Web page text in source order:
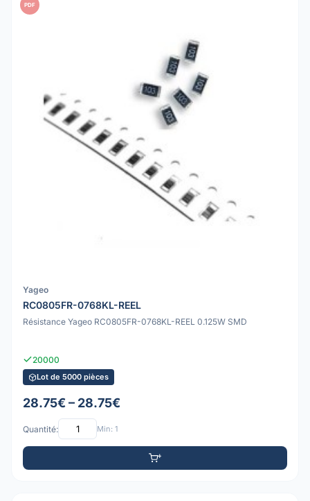
PDF
Yageo
RC0805FR-0768KL-REEL
Résistance Yageo RC0805FR-0768KL-REEL 0.125W SMD
20000
Lot de 5000 pièces
28.75€ – 28.75€
Quantité: Min: 1